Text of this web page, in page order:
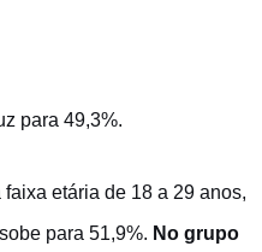
para 49,3%.
etária de 18 a 29 anos,
para 51,9%. No grupo